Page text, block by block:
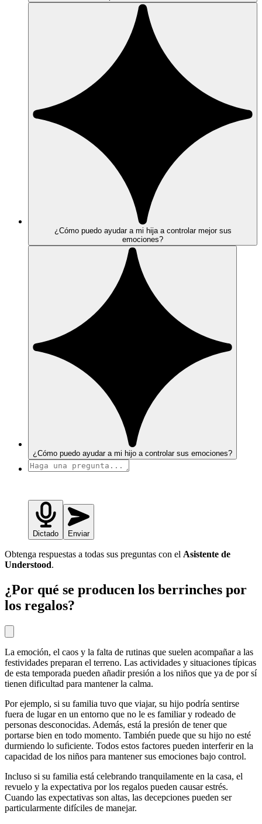
¿Cómo puedo ayudar a mi hija a controlar mejor sus
emociones?
¿Cómo puedo ayudar a mi hijo a controlar sus emociones?
Dictado Enviar
Obtenga respuestas a todas sus preguntas con el Asistente de
Understood.
¿Por qué se producen los berrinches por
los regalos?
La emoción, el caos y la falta de rutinas que suelen acompañar a las
festividades preparan el terreno. Las actividades y situaciones típicas
de esta temporada pueden añadir presión a los niños que ya de por sí
tienen dificultad para mantener la calma.
Por ejemplo, si su familia tuvo que viajar, su hijo podría sentirse
fuera de lugar en un entorno que no le es familiar y rodeado de
personas desconocidas. Además, está la presión de tener que
portarse bien en todo momento. También puede que su hijo no esté
durmiendo lo suficiente. Todos estos factores pueden interferir en la
capacidad de los niños para mantener sus emociones bajo control.
Incluso si su familia está celebrando tranquilamente en la casa, el
revuelo y la expectativa por los regalos pueden causar estrés.
Cuando las expectativas son altas, las decepciones pueden ser
particularmente difíciles de manejar.